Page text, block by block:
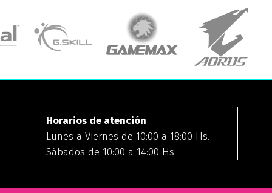
Horarios de atención
Lunes a Viernes de 10:00 a 18:00 Hs.
Sábados de 10:00 a 14:00 Hs